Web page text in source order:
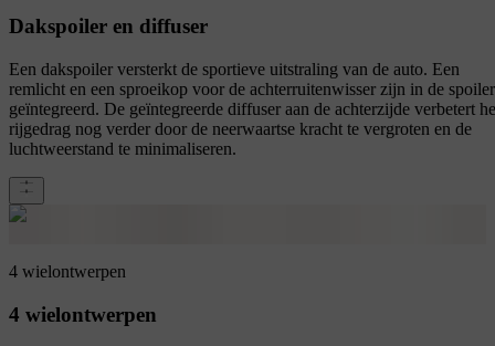
Dakspoiler en diffuser
Een dakspoiler versterkt de sportieve uitstraling van de auto. Een
remlicht en een sproeikop voor de achterruitenwisser zijn in de spoiler
geïntegreerd. De geïntegreerde diffuser aan de achterzijde verbetert
rijgedrag nog verder door de neerwaartse kracht te vergroten en de
luchtweerstand te minimaliseren.
4 wielontwerpen
4 wielontwerpen